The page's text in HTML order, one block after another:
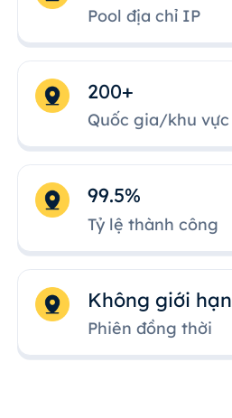
Pool địa chỉ IP
200+
Quốc gia/khu vực
99.5%
Tỷ lệ thành công
Không giới hạn
Phiên đồng thời